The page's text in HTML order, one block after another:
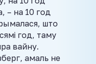
– на 10 год
што
год, таму
вайну.
амаль не